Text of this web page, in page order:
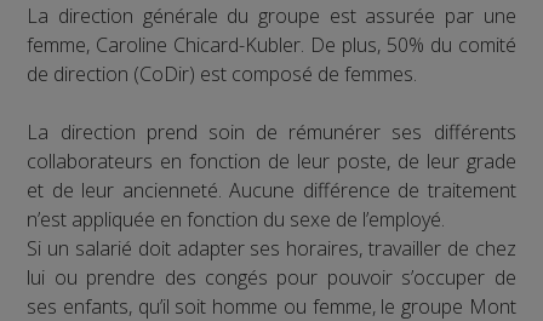
La direction générale du groupe est assurée par une
femme, Caroline Chicard-Kubler. De plus, 50% du comité
de direction (CoDir) est composé de femmes.
La direction prend soin de rémunérer ses différents
collaborateurs en fonction de leur poste, de leur grade
et de leur ancienneté. Aucune différence de traitement
n’est appliquée en fonction du sexe de l’employé.
Si un salarié doit adapter ses horaires, travailler de chez
lui ou prendre des congés pour pouvoir s’occuper de
ses enfants, qu’il soit homme ou femme, le groupe Mont